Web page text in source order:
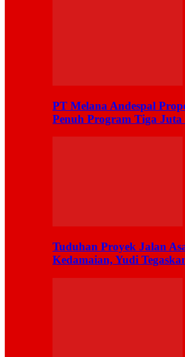
PT Melana Andespal
Penuh Program Tiga
Tuduhan Proyek Jalan
Kedamaian, Yudi